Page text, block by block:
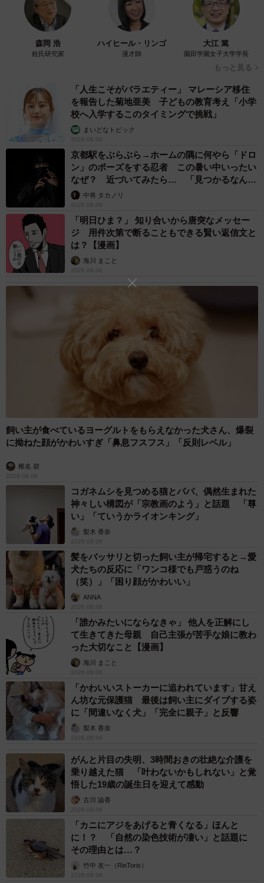
Chromeの場合のショートカット（Excel医さん提供）
◇ ◇
ショートカット機能を使いこなせれば仕事効率が上がるこ
と間違いなし。読者のみなさんもぜひExcel医さんの図解を
参考にしていただきたい。Excel医さんは今年4月にExcel
を用いた作業について解説した
を出版している。ご
興味ある方はぜひこちらもあわせてチェックしていただき
Excel医さん関連情報
社）：
https://www.amazon.co.jp/Excel%E5%8C%BB%E3%81%A
E3%81%A7%E3%82%8F%E3%81%8B%E3%82%8B-
Excel%E6%9C%80%E9%80%9F%E4%BB%95%E4%BA%
8B%E8%A1%93-TJMOOK-
Excel%E5%8C%BB/dp/429902950X
森岡 浩
姓氏研究家
ハイヒール・リンゴ
漫才師
大江 篤
園田学園女子大学学長
もっと見る
「人生こそがバラエティー」 マレーシア移住
を報告した菊地亜美 子どもの教育考え「小学
校へ入学するこのタイミングで挑戦」
まいどなトピック
2026.08.06
京都駅をぶらぶら→ホームの隅に何やら「ドロ
ン」のポーズをする忍者 この暑い中いったい
なぜ？ 近づいてみたら… 「見つかるなんて
未熟」中将 タカノリ
2026.08.06
「明日ひま？」 知り合いから唐突なメッセー
ジ 用件次第で断ることもできる賢い返信文と
は？【漫画】
海川 まこと
2026.08.06
飼い主が食べているヨーグルトをもらえなかった犬さん、爆裂
に拗ねた顔がかわいすぎ「鼻息フスフス」「反則レベル」
椎名 碧
2026.08.06
コガネムシを見つめる猫とパパ、偶然生まれた
神々しい構図が「宗教画のよう」と話題 「尊
い」「ていうかライオンキング」
梨木 香奈
2026.08.06
髪をバッサリと切った飼い主が帰宅すると→愛
犬たちの反応に「ワンコ様でも戸惑うのね
（笑）」「困り顔がかわいい」
ANNA
2026.08.06
「誰かみたいにならなきゃ」 他人を正解にし
て生きてきた母親 自己主張が苦手な娘に教わ
った大切なこと【漫画】
海川 まこと
2026.08.06
「かわいいストーカーに追われています」甘え
ん坊な元保護猫 最後は飼い主にダイブする姿
に「間違いなく犬」「完全に親子」と反響
梨木 香奈
2026.08.06
がんと片目の失明、3時間おきの壮絶な介護を
乗り越えた猫 「叶わないかもしれない」と覚
悟した19歳の誕生日を迎えて感動
古川 諭香
2026.08.06
「カニにアジをあげると青くなる」ほんと
に！？ 「自然の染色技術が凄い」と話題に
その理由とは…？
竹中 友一（RinToris）
2026.08.06